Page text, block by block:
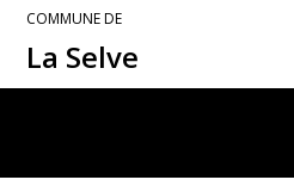
COMMUNE DE
La Selve